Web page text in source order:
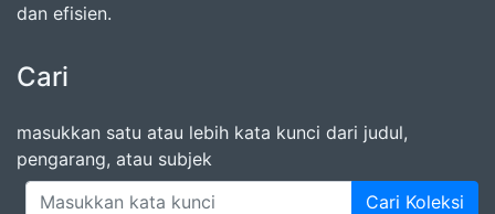
dan efisien.
Cari
masukkan satu atau lebih kata kunci dari judul,
pengarang, atau subjek
Cari Koleksi